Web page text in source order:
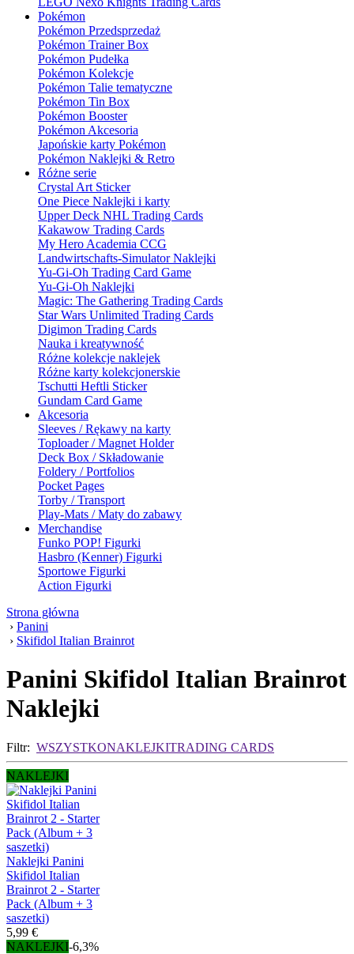
Pokémon
Pokémon Przedsprzedaż
Pokémon Trainer Box
Pokémon Pudełka
Pokémon Kolekcje
Pokémon Talie tematyczne
Pokémon Tin Box
Pokémon Booster
Pokémon Akcesoria
Japońskie karty Pokémon
Pokémon Naklejki & Retro
Różne serie
Crystal Art Sticker
One Piece Naklejki i karty
Upper Deck NHL Trading Cards
Kakawow Trading Cards
My Hero Academia CCG
Landwirtschafts-Simulator Naklejki
Yu-Gi-Oh Trading Card Game
Yu-Gi-Oh Naklejki
Magic: The Gathering Trading Cards
Star Wars Unlimited Trading Cards
Digimon Trading Cards
Nauka i kreatywność
Różne kolekcje naklejek
Różne karty kolekcjonerskie
Tschutti Heftli Sticker
Gundam Card Game
Akcesoria
Sleeves / Rękawy na karty
Toploader / Magnet Holder
Deck Box / Składowanie
Foldery / Portfolios
Pocket Pages
Torby / Transport
Play-Mats / Maty do zabawy
Merchandise
Funko POP! Figurki
Hasbro (Kenner) Figurki
Sportowe Figurki
Action Figurki
Strona główna
› Panini
› Skifidol Italian Brainrot
Panini Skifidol Italian Brainrot
Naklejki
Filtr: WSZYSTKONAKLEJKITRADING CARDS
NAKLEJKI
Naklejki Panini
Skifidol Italian
Brainrot 2 - Starter
Pack (Album + 3
saszetki)
5,99 €
NAKLEJKI-6,3%